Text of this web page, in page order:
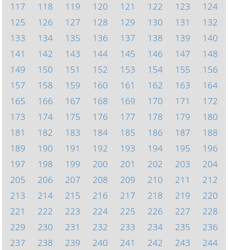
117
118 119 120 121 122 123
124
125
126 127 128 129 130 131
132
133
134 135 136 137 138 139
140
141
142 143 144 145 146 147
148
149
150 151 152 153 154 155
156
157
158 159 160 161 162 163
164
165
166 167 168 169 170 171
172
173
174 175 176 177 178 179
180
181
182 183 184 185 186 187
188
189
190 191 192 193 194 195
196
197
198 199 200 201 202 203
204
205
206 207 208 209 210 211
212
213
214 215 216 217 218 219
220
221
222 223 224 225 226 227
228
229
230 231 232 233 234 235
236
237
238 239 240 241 242 243
244